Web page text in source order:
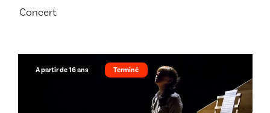
Concert
A partir de 16 ans Terminé